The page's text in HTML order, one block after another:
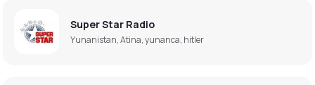
Super Star Radio
Yunanistan, Atina, yunanca, hitler